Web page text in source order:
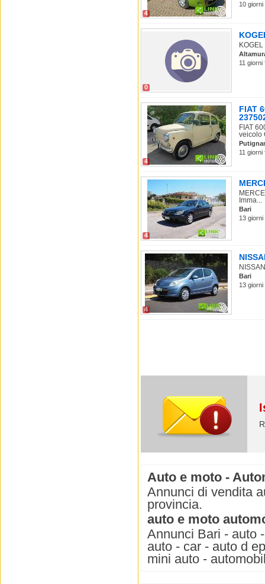
4
10
0
11 giorni
4
FIAT
FIAT
veicolo
11 giorni
4
Imma...
Bari
13
4
Bari
13
Auto e moto -
Annunci di vendita
provincia.
auto e moto
Annunci Bari - auto
auto - car - auto d
mini auto -